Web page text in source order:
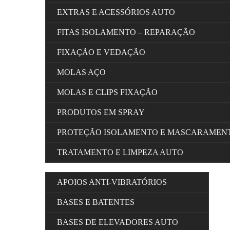
EXTRAS E ACESSÓRIOS AUTO
FITAS ISOLAMENTO – REPARAÇÃO
FIXAÇÃO E VEDAÇÃO
MOLAS AÇO
MOLAS E CLIPS FIXAÇÃO
PRODUTOS EM SPRAY
PROTEÇÃO ISOLAMENTO E
TRATAMENTO E LIMPEZA AUTO
APOIOS ANTI-VIBRATÓRIOS
BASES E BATENTES
BASES DE ELEVADORES AUTO